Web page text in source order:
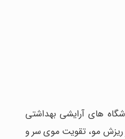
های آرایشی بهداشتی
ریزش مو، تقویت موی سر و